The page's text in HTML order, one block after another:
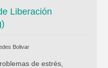
Liberación
Bolivar
de estrés,